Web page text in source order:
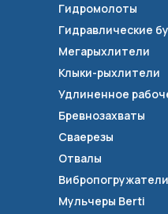
Гидромолоты
Гидравлические
Мегарыхлители
Клыки-рыхлители
Удлиненное
Бревнозахваты
Сваерезы
Отвалы
Вибропогружатели
Мульчеры Berti